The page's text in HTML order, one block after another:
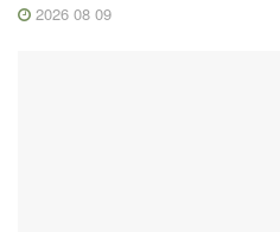
2026 08 09